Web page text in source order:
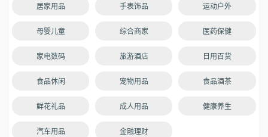
居家用品 手表饰品 运动户外
母婴儿童 综合商家 医药保健
家电数码 旅游酒店 日用百货
食品休闲 宠物用品 食品酒茶
鲜花礼品 成人用品 健康养生
汽车用品 金融理财